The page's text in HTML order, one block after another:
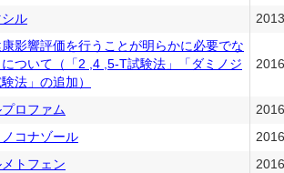
ル
影響評価を行うことが明らかに必要でな
ついて（「2 ,4 ,5-T試験法」「ダミノジ
法」の追加）
ロファム
コナゾール
トフェン